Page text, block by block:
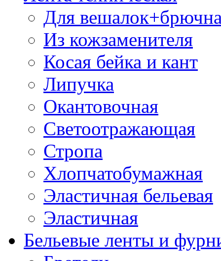
Для
Из кожзаменителя
Косая бейка и кант
Липучка
Окантовочная
Светоотражающая
Стропа
Хлопчатобумажная
Эластичная бельевая
Эластичная
Бельевые ленты и